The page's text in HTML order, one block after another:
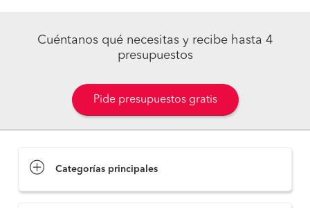
Cuéntanos qué necesitas y recibe hasta 4
presupuestos
Pide presupuestos gratis
Categorías principales